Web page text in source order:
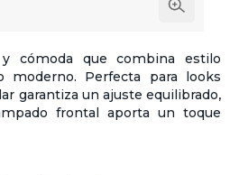
cómoda que combina estilo
moderno. Perfecta para looks
garantiza un ajuste equilibrado,
frontal aporta un toque